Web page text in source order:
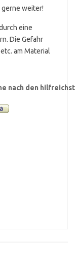
weiter!
eine
Die Gefahr
am Material
nach den